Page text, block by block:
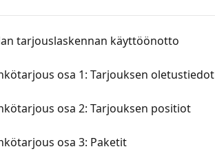
tarjouslaskennan käyttöönotto
osa 1: Tarjouksen oletustiedot
osa 2: Tarjouksen positiot
osa 3: Paketit